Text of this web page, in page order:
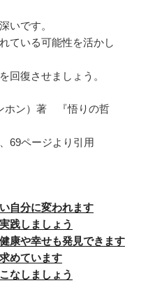
いです。
ている可能性を活かし
回復させましょう。
ホン）著 『悟りの哲
69ページより引用
自分に変われます
践しましょう
康や幸せも発見できます
めています
なしましょう